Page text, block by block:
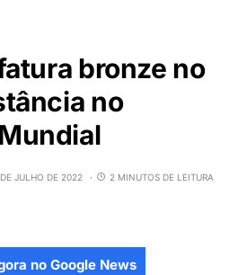
leva ouro inédito em
rítmica
brasileira no pódio de uma